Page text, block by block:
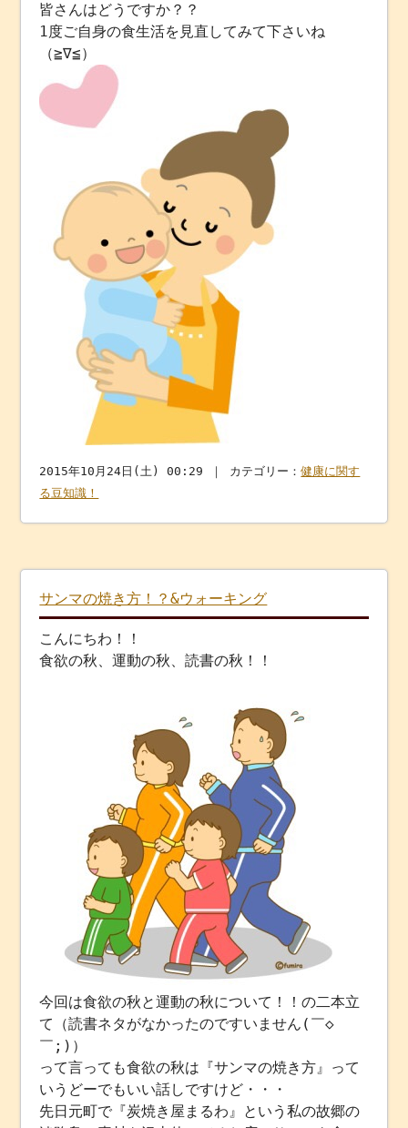
皆さんはどうですか？？
1度ご自身の食生活を見直してみて下さいね
（≧∇≦）
2015年10月24日(土) 00:29 ｜ カテゴリー：健康に関す
る豆知識！
サンマの焼き方！？&ウォーキング
こんにちわ！！
食欲の秋、運動の秋、読書の秋！！
今回は食欲の秋と運動の秋について！！の二本立
て（読書ネタがなかったのですいません(￣◇
￣;)）
って言っても食欲の秋は『サンマの焼き方』って
いうどーでもいい話しですけど・・・
先日元町で『炭焼き屋まるわ』という私の故郷の